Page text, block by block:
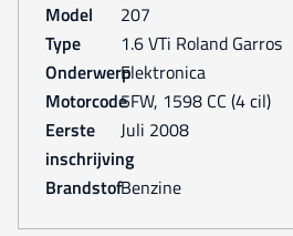
Model
207
Type
1.6 VTi Roland Garros
OnderwerpElektronica
Motorcode5FW, 1598 CC (4 cil)
Eerste
inschrijving
juli 2008
Brandstof Benzine